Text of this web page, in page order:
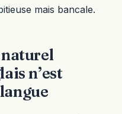
mais bancale.
n’est